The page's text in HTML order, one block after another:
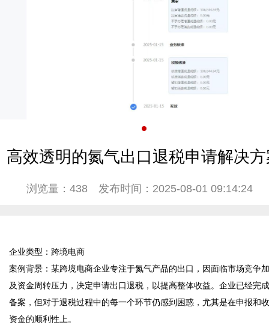
高效透明的氮气出口退税申请解决
浏览量：438 发布时间：2025-08-01 09:14:24
企业类型：跨境电商
案例背景：某跨境电商企业专注于氮气产品的出口，因面临市场竞争
及资金周转压力，决定申请出口退税，以提高整体收益。企业已经完
备案，但对于退税过程中的每一个环节仍感到困惑，尤其是在申报和
资金的顺利性上。